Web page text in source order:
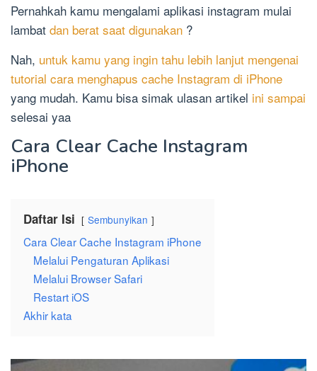
Pernahkah kamu mengalami aplikasi instagram mulai
lambat dan berat saat digunakan ?
Nah, untuk kamu yang ingin tahu lebih lanjut mengenai
tutorial cara menghapus cache Instagram di iPhone
yang mudah. Kamu bisa simak ulasan artikel ini sampai
selesai yaa
Cara Clear Cache Instagram
iPhone
Daftar Isi Sembunyikan
Cara Clear Cache Instagram iPhone
Melalui Pengaturan Aplikasi
Melalui Browser Safari
Restart iOS
Akhir kata